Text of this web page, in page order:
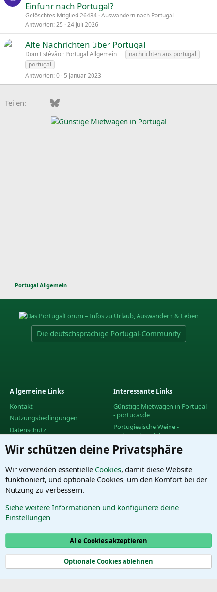
Einfuhr nach Portugal?
Gelöschtes Mitglied 26434 Auswandern nach Portugal
Antworten 25 24 Juli 2026
Alte Nachrichten über Portugal
Dom Estêvão Portugal Allgemein
nachrichten aus portugal
portugal
Antworten 0 5 Januar 2023
Teilen: FacebookBluesky
Portugal Allgemein
Die deutschsprachige Portugal-Community
Allgemeine Links
Kontakt
Nutzungsbedingungen
Datenschutz
R
Interessante Links
Günstige Mietwagen in Portugal
- portucar.de
Portugiesische Weine -
vinhoportugal.de
Facebook-Gruppe des
PortugalForums
Facebook-Gruppe "Urlaub in
Portugal"
Das PortugalForum ohne
Community platform by XenForo® © 2010-2025 XenForo Ltd.
Wir schützen deine Privatsphäre
Wir verwenden essentielle Cookies, damit diese Website
funktioniert, und optionale Cookies, um den Komfort bei der
Nutzung zu verbessern.
Siehe weitere Informationen und konfiguriere deine
Einstellungen
Alle Cookies akzeptieren
Optionale Cookies ablehnen